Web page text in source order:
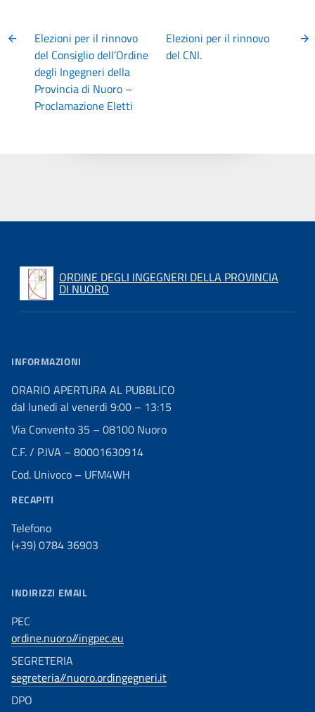
Elezioni per il rinnovo
del Consiglio dell’Ordine
degli Ingegneri della
Provincia di Nuoro –
Proclamazione Eletti
Elezioni per il rinnovo
del CNI.
ORDINE DEGLI INGEGNERI DELLA PROVINCIA
DI NUORO
INFORMAZIONI
ORARIO APERTURA AL PUBBLICO
dal lunedi al venerdi 9:00 – 13:15
Via Convento 35 – 08100 Nuoro
C.F. / P.IVA – 80001630914
Cod. Univoco – UFM4WH
RECAPITI
Telefono
(+39) 0784 36903
INDIRIZZI EMAIL
PEC
ordine.nuoro//ingpec.eu
SEGRETERIA
segreteria//nuoro.ordingegneri.it
DPO